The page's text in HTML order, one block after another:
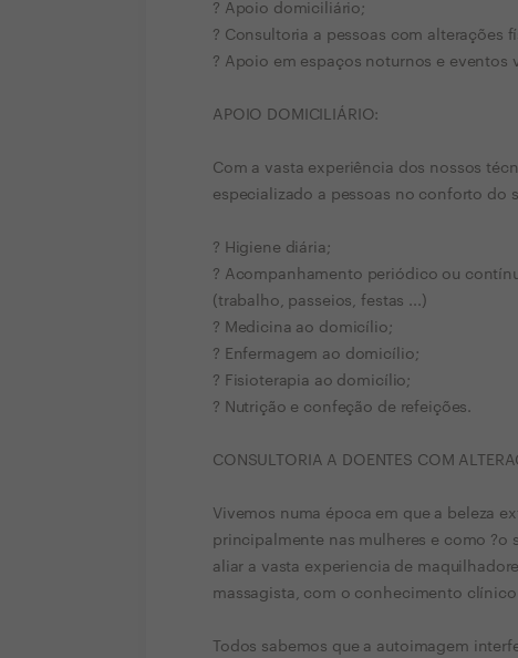
? Apoio domiciliário;
? Consultoria a pessoas com alterações
? Apoio em espaços noturnos e eventos
APOIO DOMICILIÁRIO:
Com a vasta experiência dos nossos
especializado a pessoas no conforto do
? Higiene diária;
? Acompanhamento periódico ou
(trabalho, passeios, festas ...)
? Medicina ao domicílio;
? Enfermagem ao domicílio;
? Fisioterapia ao domicílio;
? Nutrição e confeção de refeições.
CONSULTORIA A DOENTES COM
Vivemos numa época em que a beleza
principalmente nas mulheres e como ?o
aliar a vasta experiencia de
massagista, com o conhecimento
Todos sabemos que a autoimagem